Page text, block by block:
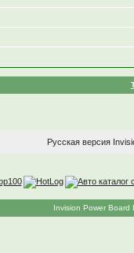
Русская версия
Invision Power